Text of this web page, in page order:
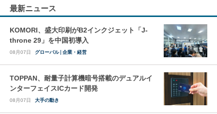
最新ニュース
KOMORI、盛大印刷がB2インクジェット「J-
throne 29」を中国初導入
08月07日 グローバル 企業・経営
TOPPAN、耐量子計算機暗号搭載のデュアルイ
ンターフェイスICカード開発
08月07日 大手の動き